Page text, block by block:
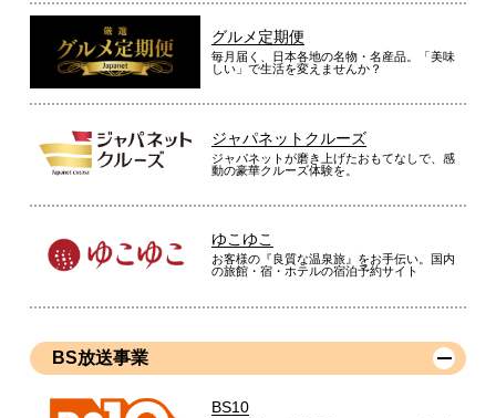
グルメ定期便
毎月届く、日本各地の名物・名産品。「美味
しい」で生活を変えませんか？
ジャパネットクルーズ
ジャパネットが磨き上げたおもてなしで、感
動の豪華クルーズ体験を。
ゆこゆこ
お客様の『良質な温泉旅』をお手伝い。国内
の旅館・宿・ホテルの宿泊予約サイト
BS放送事業
BS10